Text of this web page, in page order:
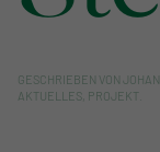
GESCHRIEBEN VON
AKTUELLES
PROJEKT